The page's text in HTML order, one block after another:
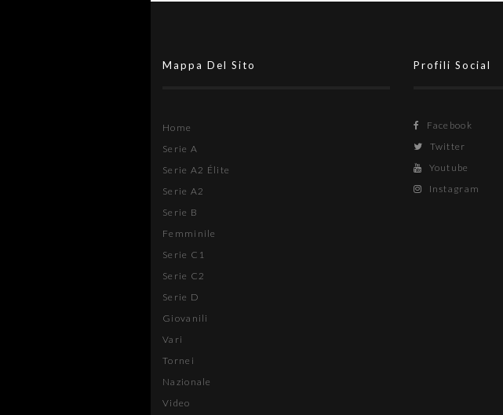
Mappa Del Sito
Home
Serie A
Serie A2 Élite
Serie A2
Serie B
Femminile
Serie C1
Serie C2
Serie D
Giovanili
Vari
Tornei
Nazionale
Video
Profili Social
Facebook
Twitter
Youtube
Instagram